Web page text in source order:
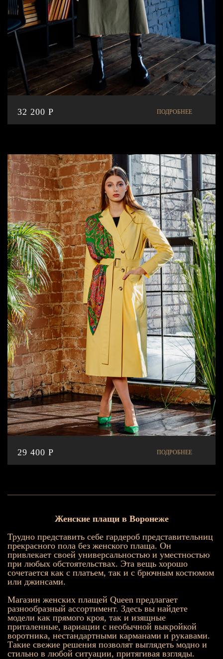
32 200 P ПОДРОБНЕЕ
29 400 P ПОДРОБНЕЕ
Женские плащи в Воронеже
Трудно представить себе гардероб представительниц
прекрасного пола без женского плаща. Он
привлекает своей универсальностью и уместностью
при любых обстоятельствах. Эта вещь хорошо
сочетается как с платьем, так и с брючным костюмом
или джинсами.
Магазин женских плащей Queen предлагает
разнообразный ассортимент. Здесь вы найдете
модели как прямого кроя, так и изящные
приталенные, вариации с необычной выкройкой
воротника, нестандартными карманами и рукавами.
Такие свежие решения позволят выглядеть модно и
стильно в любой ситуации, притягивая взгляды.